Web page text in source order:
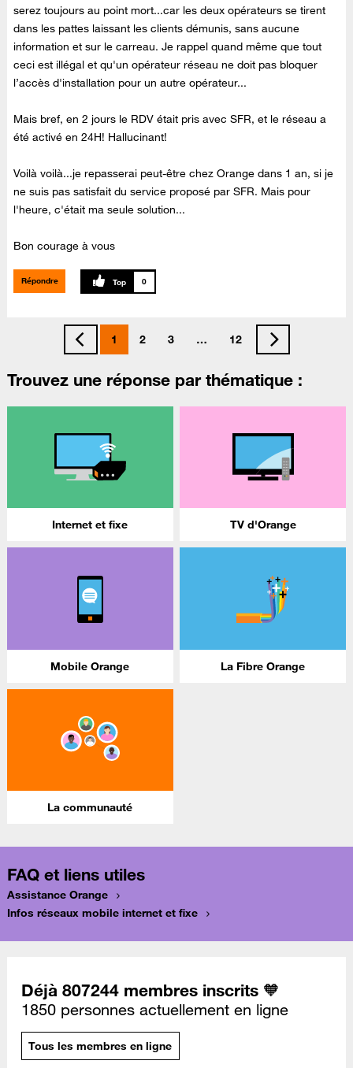
serez toujours au point mort...car les deux opérateurs se tirent
dans les pattes laissant les clients démunis, sans aucune
information et sur le carreau. Je rappel quand même que tout
ceci est illégal et qu'un opérateur réseau ne doit pas bloquer
l’accès d'installation pour un autre opérateur...
Mais bref, en 2 jours le RDV était pris avec SFR, et le réseau a
été activé en 24H! Hallucinant!
Voilà voilà...je repasserai peut-être chez Orange dans 1 an, si je
ne suis pas satisfait du service proposé par SFR. Mais pour
l'heure, c'était ma seule solution...
Bon courage à vous
Répondre 0
1 2 3 … 12
Trouvez une réponse par thématique :
Internet et fixe TV d'Orange
Mobile Orange La Fibre Orange
La communauté
FAQ et liens utiles
Assistance Orange
Infos réseaux mobile internet et fixe
Déjà 807244 membres inscrits 🧡
1850 personnes actuellement en ligne
Tous les membres en ligne